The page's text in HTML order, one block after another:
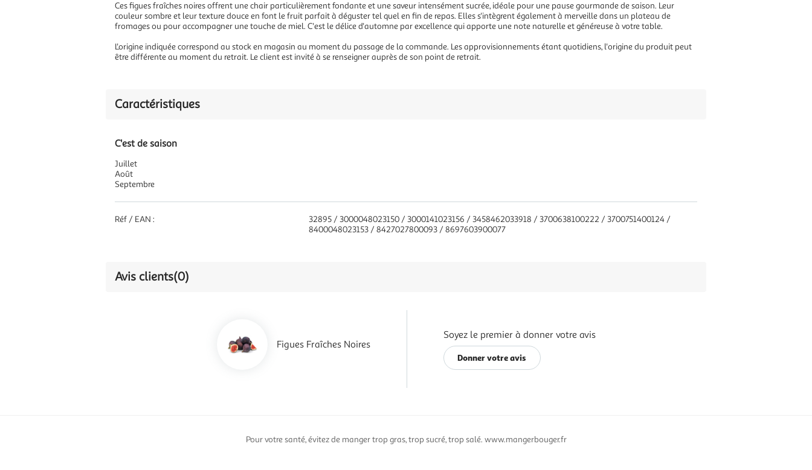
Ces figues fraîches noires offrent une chair particulièrement fondante et une saveur intensément sucrée, idéale pour une pause gourmande de saison. Leur
couleur sombre et leur texture douce en font le fruit parfait à déguster tel quel en fin de repas. Elles s'intègrent également à merveille dans un plateau de
fromages ou pour accompagner une touche de miel. C'est le délice d'automne par excellence qui apporte une note naturelle et généreuse à votre table.
L'origine indiquée correspond au stock en magasin au moment du passage de la commande. Les approvisionnements étant quotidiens, l'origine du produit peut
être différente au moment du retrait. Le client est invité à se renseigner auprès de son point de retrait.
Caractéristiques
C'est de saison
Juillet
Août
Septembre
Réf / EAN :
32895 / 3000048023150 / 3000141023156 / 3458462033918 / 3700638100222 / 3700751400124 /
8400048023153 / 8427027800093 / 8697603900077
Avis clients(0)
Figues Fraîches Noires
Soyez le premier à donner votre avis
Donner votre avis
Pour votre santé, évitez de manger trop gras, trop sucré, trop salé. www.mangerbouger.fr